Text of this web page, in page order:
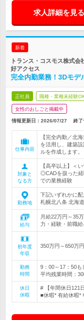
求人詳細を見る
新着
トランス・コスモス株式
好アクセス
完全内勤業務！3Dモデ
正社員 職種・業種未経験
女性のおしごと掲載中
情報更新日：2026/07/27 終了
仕事内容
【完全内勤／北
を活用し、建築
ルを作成します。
対象と
なる方
【高卒以上】＜
◎CADを扱った
での業務経験
勤務地
下記いずれかに
札幌北八条 北海
給与
月給22万円～35
力・経験・前職
初年度
年収
350万円～650万円
勤務
時間
9：00～17：50
平均残業時間：
休日
休暇
# 【年間休日121
■休暇* 有給休暇*